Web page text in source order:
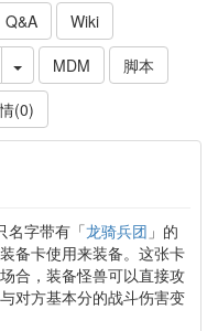
Q&A
Wiki
MDM
脚本
(0)
名字带有「龙骑兵团 」的
备卡使用来装备。这张卡
合，装备怪兽可以直接攻
对方基本分的战斗伤害变